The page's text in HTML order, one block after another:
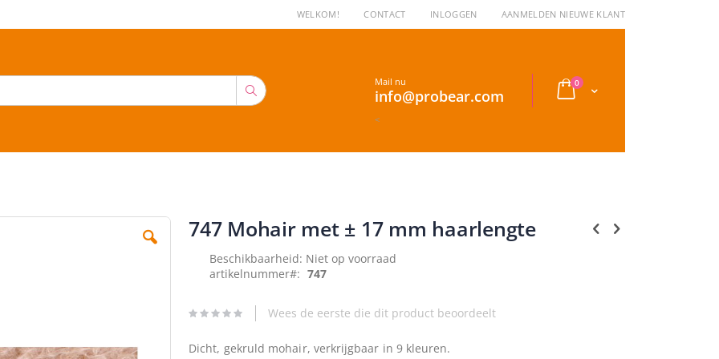
WELKOM! CONTACT INLOGGEN AANMELDEN NIEUWE KLANT
Cart
0producten
Mail nu
info@probear.com
<
747 Mohair met ± 17 mm haarlengte
Beschikbaarheid: Niet op voorraad
artikelnummer
747
Wees de eerste die dit product beoordeelt
Dicht, gekruld mohair, verkrijgbaar in 9 kleuren.